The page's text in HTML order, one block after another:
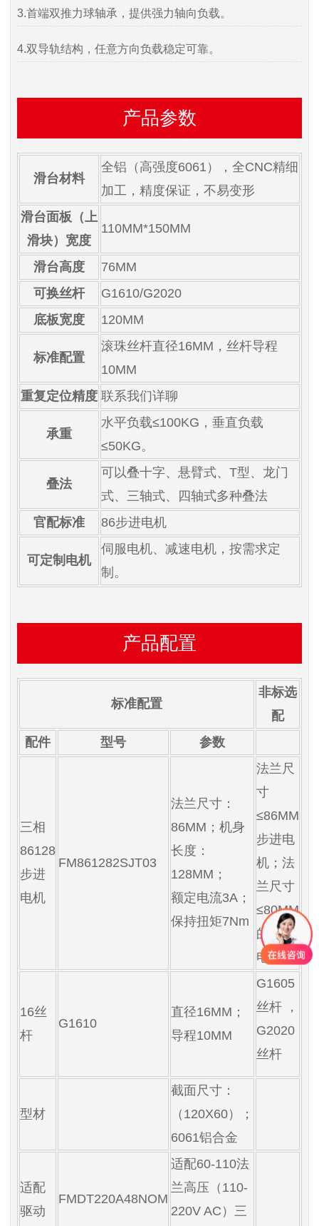
3.首端双推力球轴承，提供强力轴向负载。
4.双导轨结构，任意方向负载稳定可靠。
产品参数
滑台材料
全铝（高强度6061），全CNC精细
加工，精度保证，不易变形
滑台面板（上
滑块）宽度
110MM*150MM
滑台高度
76MM
可换丝杆
G1610/G2020
底板宽度
120MM
标准配置
滚珠丝杆直径16MM，丝杆导程
10MM
重复定位精度 联系我们详聊
承重
水平负载≤100KG，垂直负载
≤50KG。
叠法
可以叠十字、悬臂式、T型、龙门
式、三轴式、四轴式多种叠法
官配标准
86步进电机
可定制电机
伺服电机、减速电机，按需求定
制。
产品配置
标准配置
非标选
配
配件
型号 参数
三相
86128
步进
电机
FM861282SJT03
法兰尺寸：
86MM；机身
长度：
128MM；
额定电流3A；
保持扭矩7Nm
法兰尺
寸
≤86MM
步进电
机；法
兰尺寸
≤80MM
的伺服
电机
16丝
杆
G1610
直径16MM；
导程10MM
G1605
丝杆 ，
G2020
丝杆
型材
截面尺寸：
（120X60）；
6061铝合金
适配
驱动
FMDT220A48NOM
适配60-110法
兰高压（110-
220V AC）三